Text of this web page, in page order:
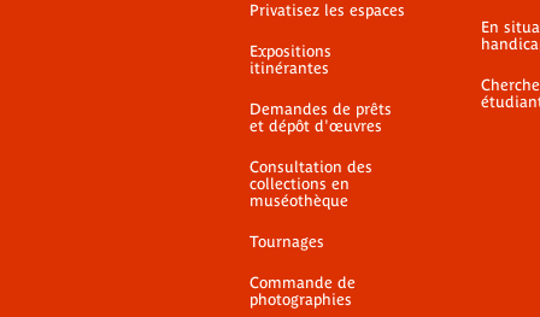
Privatisez les espaces
Expositions
itinérantes
Demandes de prêts
et dépôt d'œuvres
Consultation des
collections en
muséothèque
Tournages
Commande de
photographies
En